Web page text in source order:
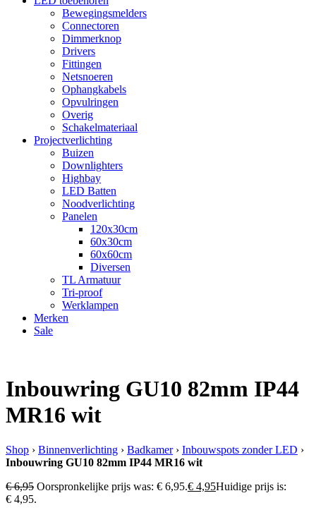
Bewegingsmelders
Connectoren
Dimmerknop
Drivers
Fittingen
Netsnoeren
Ophangkabels
Opvulringen
Overig
Schakelmateriaal
Projectverlichting
Buizen
Downlighters
Highbay
LED Batten
Noodverlichting
Panelen
120x30cm
60x30cm
60x60cm
Diversen
TL Armatuur
Tri-proof
Werklampen
Merken
Sale
Inbouwring GU10 82mm IP44
MR16 wit
Shop › Binnenverlichting › Badkamer› Inbouwspots zonder LED ›
Inbouwring GU10 82mm IP44 MR16 wit
€6,95 Oorspronkelijke prijs was: € 6,95.€ 4,95Huidige prijs is:
€ 4,95.